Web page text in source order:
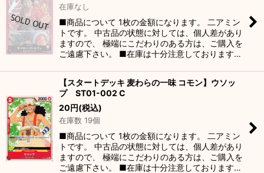
在庫なし
■商品について 1枚の金額になります。 二アミン
トです。 中古品の状態に対しては、個人差があり
ますので、 極端にこだわりのある方は、ご購入を
ご遠慮下さい。 ■在庫は十分注意しております…
【スタートデッキ 麦わらの一味 コモン】ウソッ
プ ST01-002 C
20円(税込)
在庫数 19個
■商品について 1枚の金額になります。 二アミン
トです。 中古品の状態に対しては、個人差があり
ますので、 極端にこだわりのある方は、ご購入を
ご遠慮下さい。 ■在庫は十分注意しております…